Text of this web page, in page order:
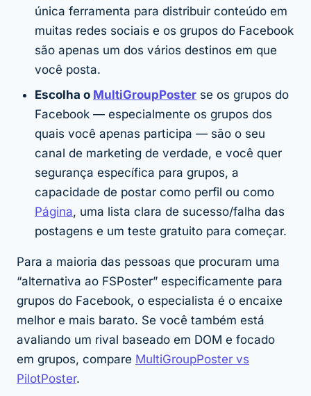
única ferramenta para distribuir conteúdo em
muitas redes sociais e os grupos do Facebook
são apenas um dos vários destinos em que
você posta.
Escolha o MultiGroupPoster se os grupos do
Facebook — especialmente os grupos dos
quais você apenas participa — são o seu
canal de marketing de verdade, e você quer
segurança específica para grupos, a
capacidade de postar como perfil ou como
Página, uma lista clara de sucesso/falha das
postagens e um teste gratuito para começar.
Para a maioria das pessoas que procuram uma
“alternativa ao FSPoster” especificamente para
grupos do Facebook, o especialista é o encaixe
melhor e mais barato. Se você também está
avaliando um rival baseado em DOM e focado
em grupos, compare MultiGroupPoster vs
PilotPoster.